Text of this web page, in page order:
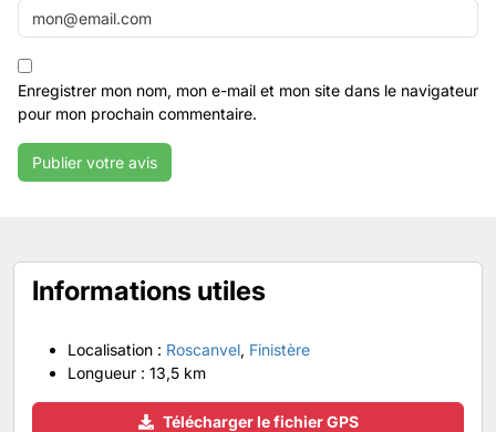
Enregistrer mon nom, mon e-mail et mon site dans le navigateur
pour mon prochain commentaire.
Informations utiles
Localisation : Roscanvel, Finistère
Longueur : 13,5 km
Télécharger le fichier GPS